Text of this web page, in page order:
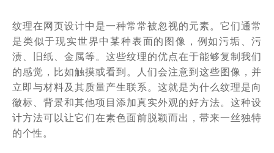
纹理在网页设计中是一种常常被忽视的元素。它们通常
是类似于现实世界中某种表面的图像，例如污垢、污
渍、旧纸、金属等。这些纹理的优点在于能够复制我们
的感觉，比如触摸或看到。人们会注意到这些图像，并
立即与材料及其质量产生联系。这就是为什么纹理是向
徽标、背景和其他项目添加真实外观的好方法。这种设
计方法可以让它们在素色面前脱颖而出，带来一丝独特
的个性。